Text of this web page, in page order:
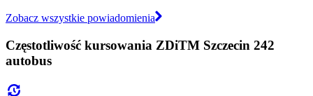
Zobacz wszystkie powiadomienia
Częstotliwość kursowania ZDiTM Szczecin 242
autobus